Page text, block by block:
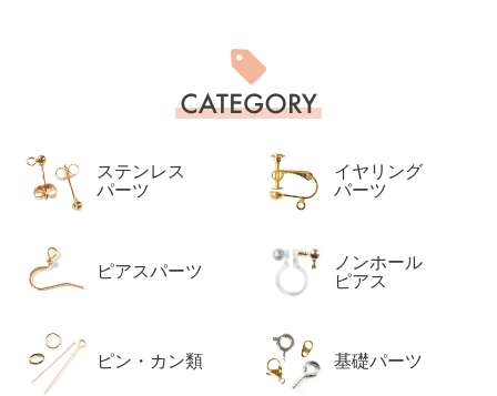
カ
テ
一
ステンレス
パーツ
イヤリング
パーツ
ピアスパーツ
ノンホール
ピアス
ピン・カン類 基礎パーツ